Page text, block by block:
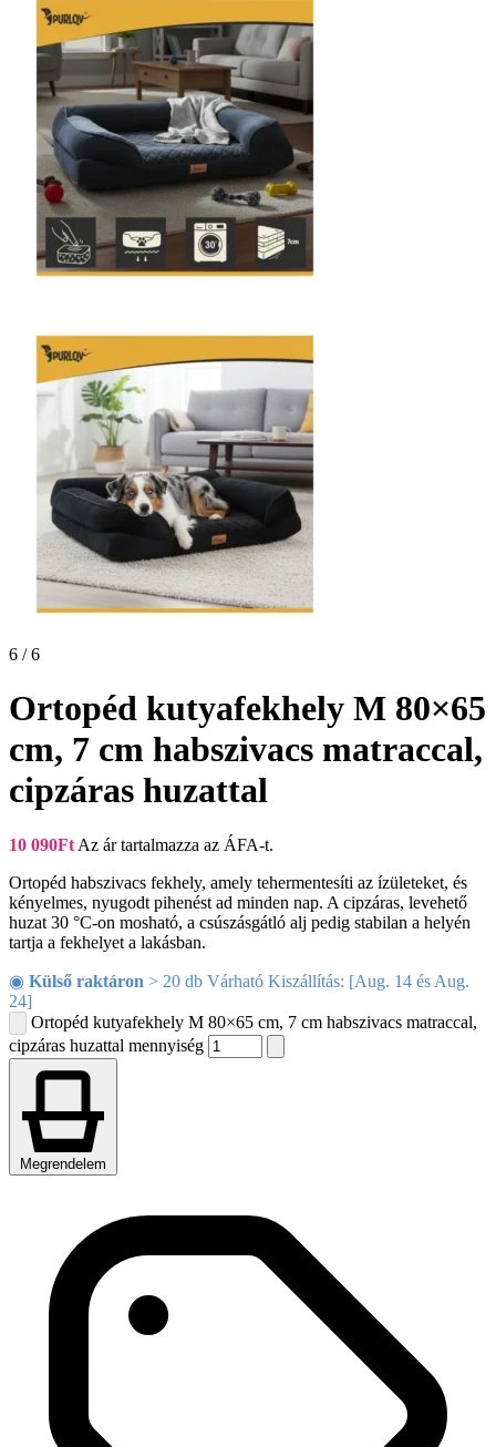
6 / 6
Ortopéd kutyafekhely M 80×65
cm, 7 cm habszivacs matraccal,
cipzáras huzattal
10 090Ft Az ár tartalmazza az ÁFA-t.
Ortopéd habszivacs fekhely, amely tehermentesíti az ízületeket, és
kényelmes, nyugodt pihenést ad minden nap. A cipzáras, levehető
huzat 30 °C-on mosható, a csúszásgátló alj pedig stabilan a helyén
tartja a fekhelyet a lakásban.
◉ Külső raktáron > 20 db Várható Kiszállítás: [Aug. 14 és Aug.
24]
Ortopéd kutyafekhely M 80×65 cm, 7 cm habszivacs matraccal,
cipzáras huzattal mennyiség
Megrendelem